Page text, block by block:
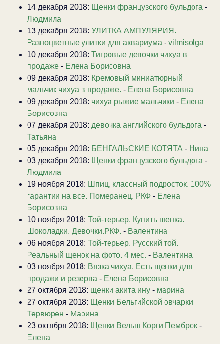
14 декабря 2018: Щенки французского бульдога -
Людмила
13 декабря 2018: УЛИТКА АМПУЛЯРИЯ.
Разноцветные улитки для аквариума - vilmisolga
10 декабря 2018: Тигровые девочки чихуа в
продаже - Елена Борисовна
09 декабря 2018: Кремовый миниатюрный
мальчик чихуа в продаже. - Елена Борисовна
09 декабря 2018: чихуа рыжие мальчики - Елена
Борисовна
07 декабря 2018: девочка английского бульдога -
Татьяна
05 декабря 2018: БЕНГАЛЬСКИЕ КОТЯТА - Нина
03 декабря 2018: Щенки французского бульдога -
Людмила
19 ноября 2018: Шпиц, классный подросток. 100%
гарантии на все. Померанец. РКФ - Елена
Борисовна
10 ноября 2018: Той-терьер. Купить щенка.
Шоколадки. Девочки.РКФ. - Валентина
06 ноября 2018: Той-терьер. Русский той.
Реальный щенок на фото. 4 мес. - Валентина
03 ноября 2018: Вязка чихуа. Есть щенки для
продажи и резерва - Елена Борисовна
27 октября 2018: щенки акита ину - марина
27 октября 2018: Щенки Бельгийской овчарки
Тервюрен - Марина
23 октября 2018: Щенки Вельш Корги Пемброк -
Елена